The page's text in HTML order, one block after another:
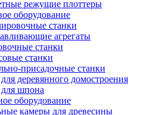
режущие плоттеры
оборудование
станки
агрегаты
станки
станки
присадочные станки
деревянного домостроения
шпона
оборудование
камеры для древесины